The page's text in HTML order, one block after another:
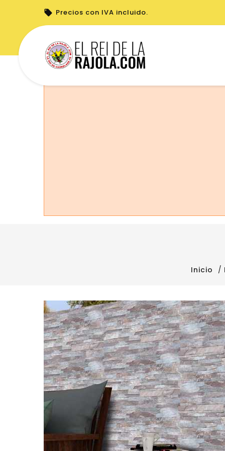
Precios con IVA incluido.
No puede realizar pedidos desde su
Inicio